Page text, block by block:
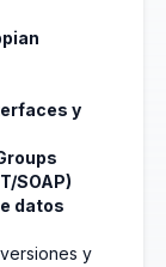
y
SOAP)
datos
y